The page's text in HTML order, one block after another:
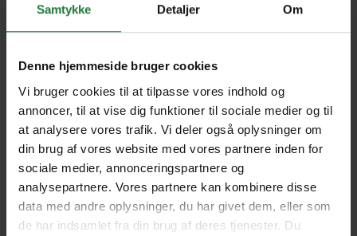
Samtykke Detaljer Om
Denne hjemmeside bruger cookies
Vi bruger cookies til at tilpasse vores indhold og
annoncer, til at vise dig funktioner til sociale medier og til
at analysere vores trafik. Vi deler også oplysninger om
din brug af vores website med vores partnere inden for
sociale medier, annonceringspartnere og
analysepartnere. Vores partnere kan kombinere disse
data med andre oplysninger, du har givet dem, eller som
de har indsamlet fra din brug af deres tjenester. Du
Summer 2022/2023 Spring 2022
Winter 2022 Autumn 2022
Summer 2021/2022 Spring 2021
Winter 2021 Autumn 2021